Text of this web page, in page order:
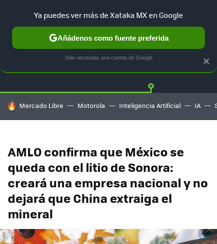
TESLA UBER AUTO ELECTRICO Twitter
HOY SE HABLA DE
Mercado Libre Motorola Inteligencia Artificial IA
AMLO confirma que México se
queda con el litio de Sonora:
creará una empresa nacional y no
dejará que China extraiga el
mineral
×
Ya puedes ver más de Xataka MX en Google
Añádenos como fuente preferida
Solo necesitas una cuenta de Google